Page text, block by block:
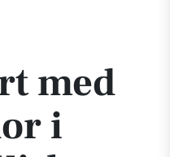
Kirke
med
i